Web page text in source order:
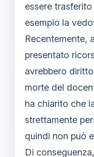
essere
esempio la
Recentemente,
presentato
avrebbero
morte del
ha chiarito che
strettamente
quindi non può
Di